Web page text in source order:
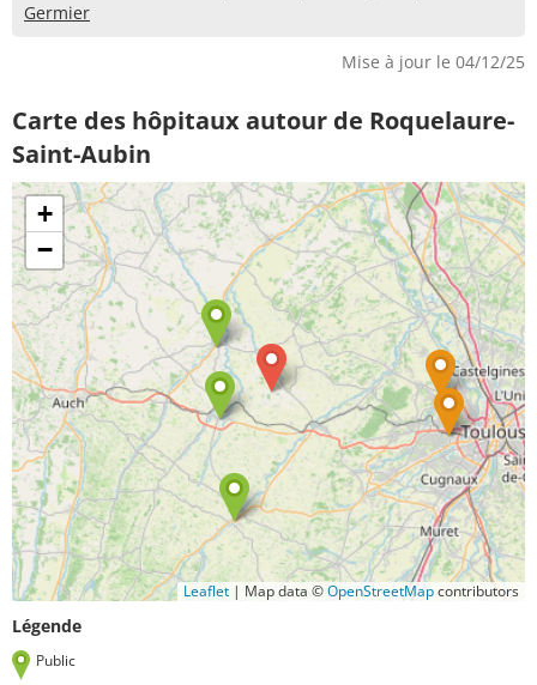
Germier
Mise à jour le 04/12/25
Carte des hôpitaux autour de Roquelaure-
Saint-Aubin
+
−
Leaflet | Map data ©OpenStreetMapcontributors
Légende
Public